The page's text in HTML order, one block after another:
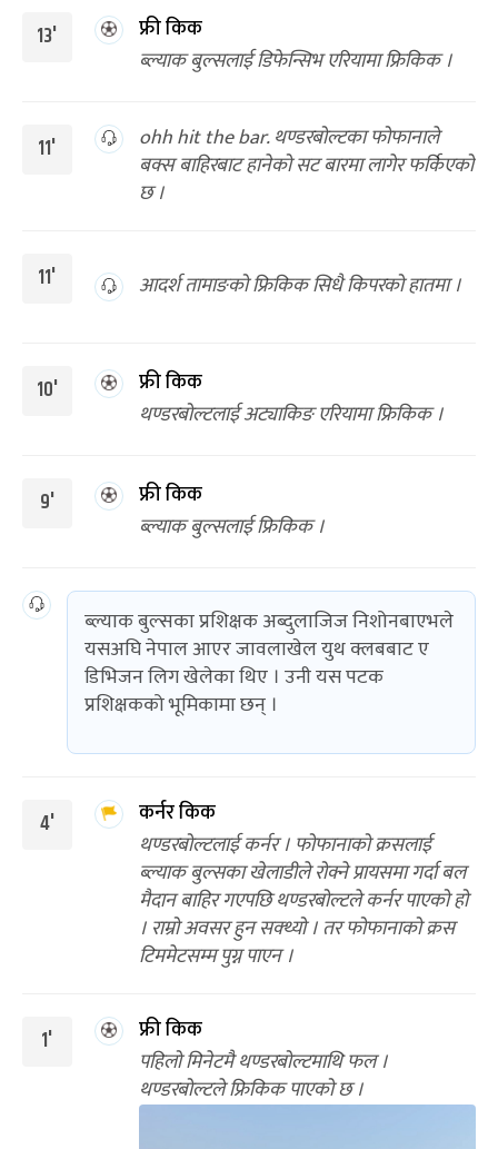
13'
फ्री किक
ब्ल्याक बुल्सलाई डिफेन्सिभ एरियामा फ्रिकिक ।
11'
ohh hit the bar. थण्डरबोल्टका फोफानाले
बक्स बाहिरबाट हानेको सट बारमा लागेर फर्किएको
छ ।
11' आदर्श तामाङको फ्रिकिक सिधै किपरको हातमा ।
10'
फ्री किक
थण्डरबोल्टलाई अट्याकिङ एरियामा फ्रिकिक ।
9'
फ्री किक
ब्ल्याक बुल्सलाई फ्रिकिक ।
ब्ल्याक बुल्सका प्रशिक्षक अब्दुलाजिज निशोनबाएभले
यसअघि नेपाल आएर जावलाखेल युथ क्लबबाट ए
डिभिजन लिग खेलेका थिए । उनी यस पटक
प्रशिक्षकको भूमिकामा छन् ।
4'
कर्नर किक
थण्डरबोल्टलाई कर्नर । फोफानाको क्रसलाई
ब्ल्याक बुल्सका खेलाडीले रोक्ने प्रायसमा गर्दा बल
मैदान बाहिर गएपछि थण्डरबोल्टले कर्नर पाएको हो
। राम्रो अवसर हुन सक्थ्यो । तर फोफानाको क्रस
टिममेटसम्म पुग्न पाएन ।
1'
फ्री किक
पहिलो मिनेटमै थण्डरबोल्टमाथि फल ।
थण्डरबोल्टले फ्रिकिक पाएको छ ।